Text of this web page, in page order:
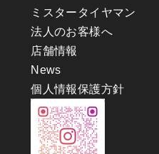
ミスタータイヤマン
法人のお客様へ
店舗情報
News
個人情報保護方針